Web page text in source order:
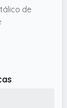
de
Patrulla
este